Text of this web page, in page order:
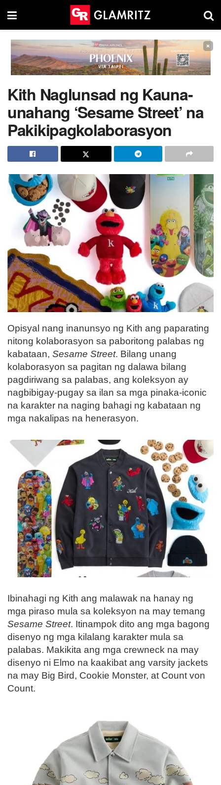
×
Kith Naglunsad ng Kauna-
unahang ‘Sesame Street’ na
Pakikipagkolaborasyon
Opisyal nang inanunsyo ng Kith ang paparating
nitong kolaborasyon sa paboritong palabas ng
kabataan, Sesame Street. Bilang unang
kolaborasyon sa pagitan ng dalawa bilang
pagdiriwang sa palabas, ang koleksyon ay
nagbibigay-pugay sa ilan sa mga pinaka-iconic
na karakter na naging bahagi ng kabataan ng
mga nakalipas na henerasyon.
Ibinahagi ng Kith ang malawak na hanay ng
mga piraso mula sa koleksyon na may temang
Sesame Street. Itinampok dito ang mga bagong
disenyo ng mga kilalang karakter mula sa
palabas. Makikita ang mga crewneck na may
disenyo ni Elmo na kaakibat ang varsity jackets
na may Big Bird, Cookie Monster, at Count von
Count.